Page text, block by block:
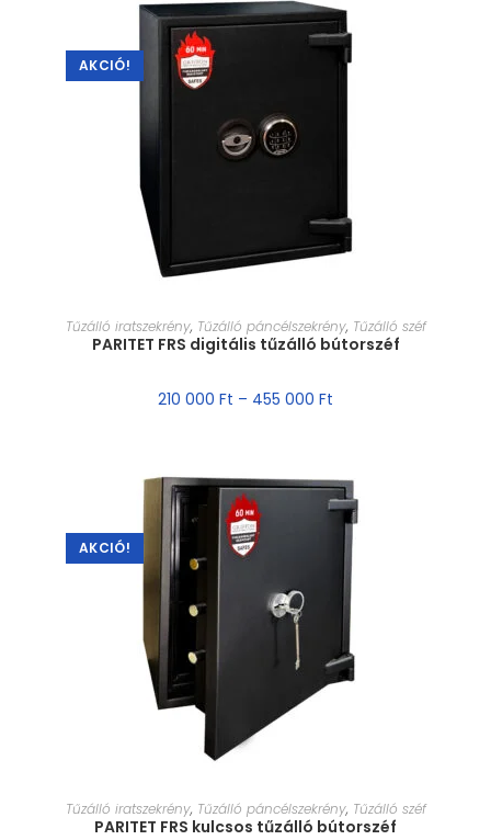
AKCIÓ!
MÉRET VÁLASZTÁSA
Tűzálló iratszekrény, Tűzálló páncélszekrény, Tűzálló széf
PARITET FRS digitális tűzálló bútorszéf
210 000 Ft – 455 000 Ft
AKCIÓ!
MÉRET VÁLASZTÁSA
Tűzálló iratszekrény, Tűzálló páncélszekrény, Tűzálló széf
PARITET FRS kulcsos tűzálló bútorszéf